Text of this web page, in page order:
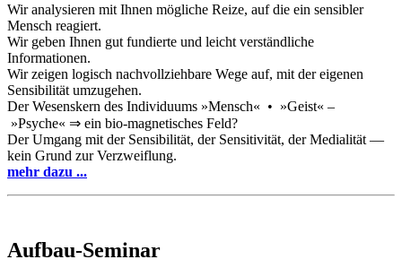
Wir analysieren mit Ihnen mögliche Reize, auf die ein sensibler
Mensch reagiert.
Wir geben Ihnen gut fundierte und leicht verständliche
Informationen.
Wir zeigen logisch nachvollziehbare Wege auf, mit der eigenen
Sensibilität umzugehen.
Der Wesenskern des Individuums »Mensch« • »Geist« –
»Psyche« ⇒ ein bio-magnetisches Feld?
Der Umgang mit der Sensibilität, der Sensitivität, der Medialität —
kein Grund zur Verzweiflung.
mehr dazu ...
Aufbau-Seminar